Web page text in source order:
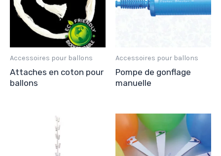
Accessoires pour ballons
Attaches en coton pour
ballons
Accessoires pour ballons
Pompe de gonflage
manuelle